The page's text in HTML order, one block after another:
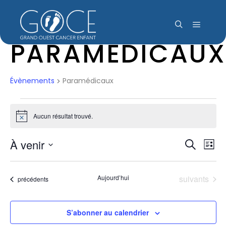
Menu
PARAMÉDICAUX
Évènements Paramédicaux
ÉVÈNEMENTS
Notice Aucun résultat trouvé.
ET
DE
Liste
À venir
Sélectionnez
date.
Évènements
précédents Aujourd’hui Évènements
suivants
S’abonner au calendrier